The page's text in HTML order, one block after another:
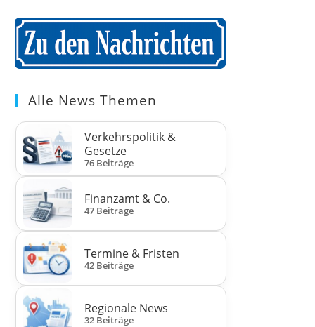
Alle News Themen
Verkehrspolitik &
Gesetze
76 Beiträge
Finanzamt & Co.
47 Beiträge
Termine & Fristen
42 Beiträge
Regionale News
32 Beiträge